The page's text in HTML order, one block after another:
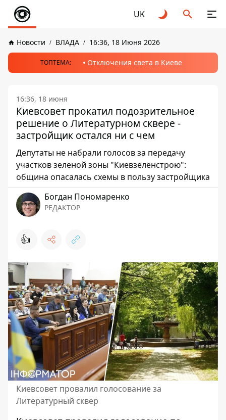
UK
Новости ВЛАДА 16:36, 18 Июня 2026
ТОПТЕМА: Отключения света в Киеве
16:36, 18 июня
Киевсовет прокатил подозрительное
решение о Литературном сквере -
застройщик остался ни с чем
Депутаты не набрали голосов за передачу
участков зеленой зоны "Киевзеленстрою":
община опасалась схемы в пользу застройщика
Богдан Пономаренко
РЕДАКТОР
👍
Киевсовет провалил голосование за
Литературный сквер